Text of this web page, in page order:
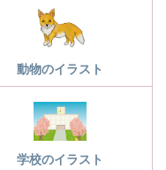
動物のイラスト
学校のイラスト